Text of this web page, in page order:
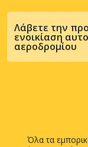
Λάβετε την
ενοικίαση
αεροδρομίου
Όλα τα